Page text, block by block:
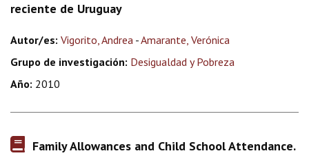
reciente de Uruguay
Autor/es: Vigorito, Andrea -Amarante, Verónica
Grupo de investigación: Desigualdad y Pobreza
Año: 2010
Family Allowances and Child School Attendance.